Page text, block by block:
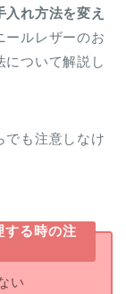
れ方法を変え
ールレザーのお
について解説し
でも注意しなけ
する時の注
い